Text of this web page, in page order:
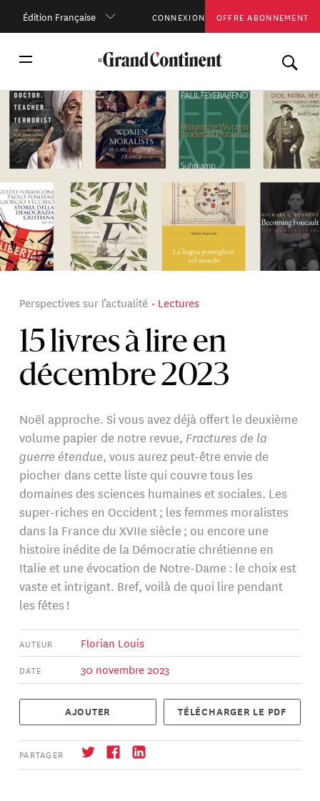
Édition Française CONNEXION OFFRE ABONNEMENT
15 livres à lire en
décembre 2023
Perspectives sur l’actualité Lectures
Noël approche. Si vous avez déjà offert le deuxième
volume papier de notre revue, Fractures de la
guerre étendue, vous aurez peut-être envie de
piocher dans cette liste qui couvre tous les
domaines des sciences humaines et sociales. Les
super-riches en Occident ; les femmes moralistes
dans la France du XVIIe siècle ; ou encore une
histoire inédite de la Démocratie chrétienne en
Italie et une évocation de Notre-Dame : le choix est
vaste et intrigant. Bref, voilà de quoi lire pendant
les fêtes !
AUTEUR Florian Louis
DATE 30 novembre 2023
AJOUTER TÉLÉCHARGER LE PDF
PARTAGER